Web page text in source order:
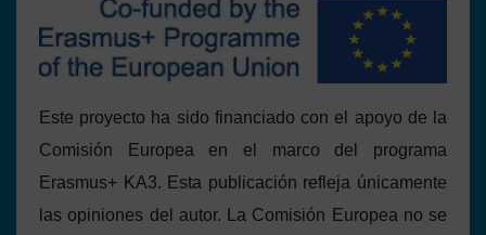
Este proyecto ha sido financiado con el apoyo de la
Comisión Europea en el marco del programa
Erasmus+ KA3. Esta publicación refleja únicamente
las opiniones del autor. La Comisión Europea no se